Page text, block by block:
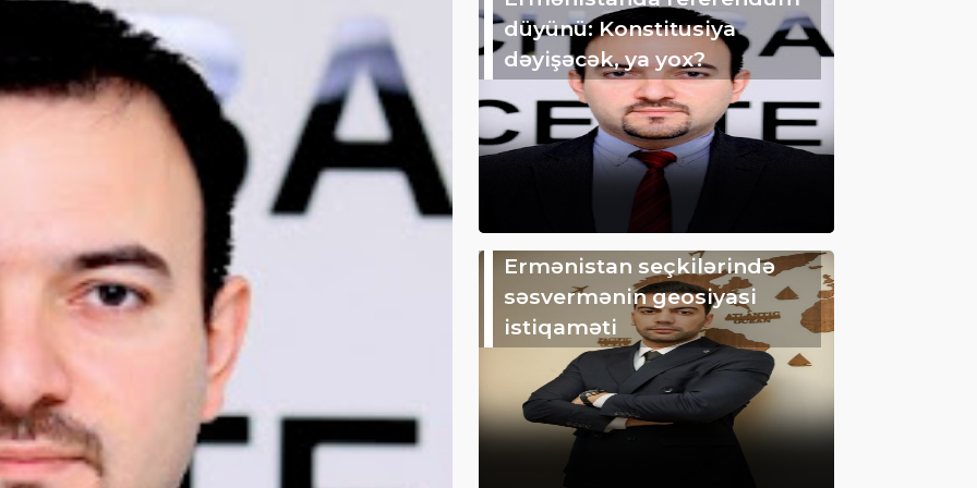
düyünü: Konstitusiya
dəyişəcək, ya yox?
Ermənistan seçkilərində
səsvermənin geosiyasi
istiqaməti